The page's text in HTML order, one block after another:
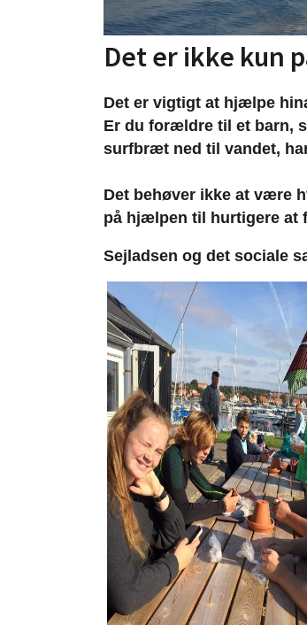
Det er ikke kun
Det er vigtigt at hjælpe
Er du forældre til et barn,
surfbræt ned til vandet,
Det behøver ikke at være
på hjælpen til hurtigere at
Sejladsen og det sociale